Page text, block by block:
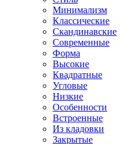
Минимализм
Классические
Скандинавские
Современные
Форма
Высокие
Квадратные
Угловые
Низкие
Особенности
Встроенные
Из кладовки
Закрытые